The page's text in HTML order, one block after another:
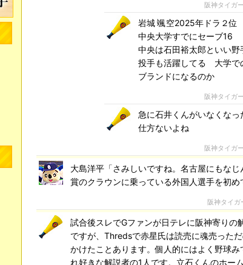
阪神タイガ
岩城 颯空2025年ドラ２位
中央大学すでにセーブ16
中央は石田裕太郎といい野
投手も活躍してる 大学で
ブランドになるのか
阪神タイガ
急に石井くんがいなくなっ
仕方ないよね
阪神タイガ
大島洋平「さみしいですね。名古屋にもな
賞のクラウンに乗っている外国人選手を初め
阪神タイガ
試合後スレでGファンが日テレに阪神寄りの
ですが、Thredsで赤星氏は読売に魂売った
かけたことあります。個人的にはよく野球
れ好きな解説者の1人です。立石くんのホー